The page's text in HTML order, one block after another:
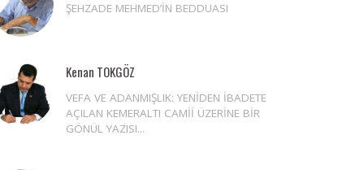
ŞEHZADE MEHMED’İN BEDDUASI
Kenan TOKGÖZ
VEFA VE ADANMIŞLIK: YENİDEN İBADETE
AÇILAN KEMERALTI CAMİİ ÜZERİNE BİR
GÖNÜL YAZISI...